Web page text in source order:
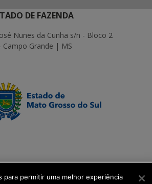
DE FAZENDA
Nunes da Cunha s/n - Bloco 2
Campo Grande | MS
para permitir uma melhor experiência